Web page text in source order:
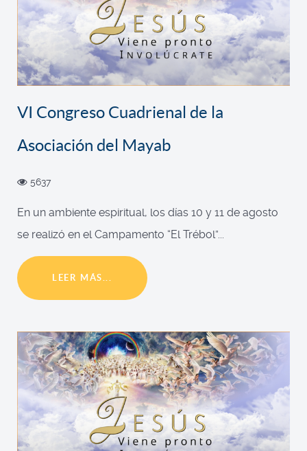
VI Congreso Cuadrienal de la
Asociación del Mayab
5637
En un ambiente espiritual, los días 10 y 11 de agosto
se realizó en el Campamento “El Trébol”...
LEER MÁS...